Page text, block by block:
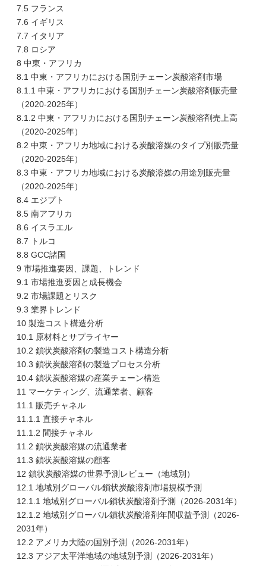
7.5 フランス
7.6 イギリス
7.7 イタリア
7.8 ロシア
8 中東・アフリカ
8.1 中東・アフリカにおける国別チェーン炭酸溶剤市場
8.1.1 中東・アフリカにおける国別チェーン炭酸溶剤販売量
（2020-2025年）
8.1.2 中東・アフリカにおける国別チェーン炭酸溶剤売上高
（2020-2025年）
8.2 中東・アフリカ地域における炭酸溶媒のタイプ別販売量
（2020-2025年）
8.3 中東・アフリカ地域における炭酸溶媒の用途別販売量
（2020-2025年）
8.4 エジプト
8.5 南アフリカ
8.6 イスラエル
8.7 トルコ
8.8 GCC諸国
9 市場推進要因、課題、トレンド
9.1 市場推進要因と成長機会
9.2 市場課題とリスク
9.3 業界トレンド
10 製造コスト構造分析
10.1 原材料とサプライヤー
10.2 鎖状炭酸溶剤の製造コスト構造分析
10.3 鎖状炭酸溶剤の製造プロセス分析
10.4 鎖状炭酸溶媒の産業チェーン構造
11 マーケティング、流通業者、顧客
11.1 販売チャネル
11.1.1 直接チャネル
11.1.2 間接チャネル
11.2 鎖状炭酸溶媒の流通業者
11.3 鎖状炭酸溶媒の顧客
12 鎖状炭酸溶媒の世界予測レビュー（地域別）
12.1 地域別グローバル鎖状炭酸溶剤市場規模予測
12.1.1 地域別グローバル鎖状炭酸溶剤予測（2026-2031年）
12.1.2 地域別グローバル鎖状炭酸溶剤年間収益予測（2026-
2031年）
12.2 アメリカ大陸の国別予測（2026-2031年）
12.3 アジア太平洋地域の地域別予測（2026-2031年）